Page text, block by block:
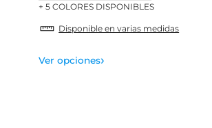
+ 5 COLORES DISPONIBLES
Disponible en varias medidas
Ver opciones›